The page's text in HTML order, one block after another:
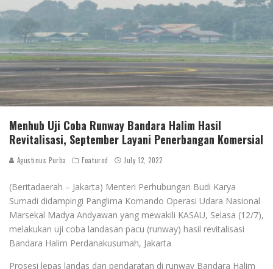
Menhub Uji Coba Runway Bandara Halim Hasil
Revitalisasi, September Layani Penerbangan Komersial
Agustinus Purba Featured July 12, 2022
(Beritadaerah – Jakarta) Menteri Perhubungan Budi Karya
Sumadi didampingi Panglima Komando Operasi Udara Nasional
Marsekal Madya Andyawan yang mewakili KASAU, Selasa (12/7),
melakukan uji coba landasan pacu (runway) hasil revitalisasi
Bandara Halim Perdanakusumah, Jakarta
Prosesi lepas landas dan pendaratan di runway Bandara Halim